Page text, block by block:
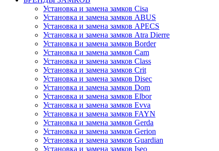
Установка и замена замков Cisa
Установка и замена замков ABUS
Установка и замена замков APECS
Установка и замена замков Atra Dierre
Установка и замена замков Border
Установка и замена замков Cam
Установка и замена замков Class
Установка и замена замков Crit
Установка и замена замков Disec
Установка и замена замков Dom
Установка и замена замков Elbor
Установка и замена замков Evva
Установка и замена замков FAYN
Установка и замена замков Gerda
Установка и замена замков Gerion
Установка и замена замков Guardian
Установка и замена замков Iseo